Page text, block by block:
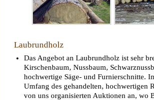
Laubrundholz
Das Angebot an Laubrundholz ist sehr
Kirschenbaum, Nussbaum,
hochwertige Säge- und Furnierschnitte.
Umfang des gehandelten, hochwertigen
von uns organisierten Auktionen an, wo